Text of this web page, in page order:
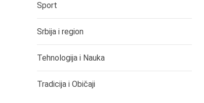
Sport
Srbija i region
Tehnologija i Nauka
Tradicija i Običaji